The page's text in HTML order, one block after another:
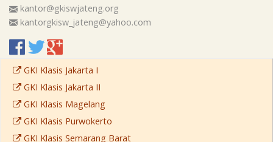
kantor@gkiswjateng.org
kantorgkisw_jateng@yahoo.com
GKI Klasis Jakarta I
GKI Klasis Jakarta II
GKI Klasis Magelang
GKI Klasis Purwokerto
GKI Klasis Semarang Barat